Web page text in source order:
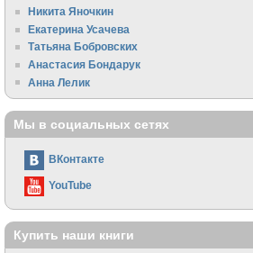
Никита Яночкин
Екатерина Усачева
Татьяна Бобровских
Анастасия Бондарук
Анна Лелик
Мы в социальных сетях
ВКонтакте
YouTube
Купить наши книги